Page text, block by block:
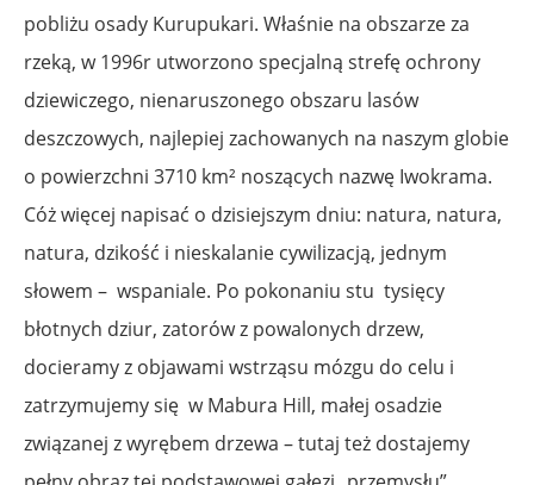
pobliżu osady Kurupukari. Właśnie na obszarze za
rzeką, w 1996r utworzono specjalną strefę ochrony
dziewiczego, nienaruszonego obszaru lasów
deszczowych, najlepiej zachowanych na naszym globie
o powierzchni 3710 km² noszących nazwę Iwokrama.
Cóż więcej napisać o dzisiejszym dniu: natura, natura,
natura, dzikość i nieskalanie cywilizacją, jednym
słowem – wspaniale. Po pokonaniu stu tysięcy
błotnych dziur, zatorów z powalonych drzew,
docieramy z objawami wstrząsu mózgu do celu i
zatrzymujemy się w Mabura Hill, małej osadzie
związanej z wyrębem drzewa – tutaj też dostajemy